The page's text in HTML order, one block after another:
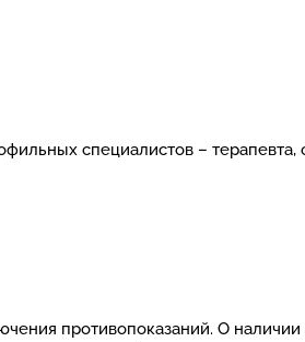
специалистов –
противопоказаний. О